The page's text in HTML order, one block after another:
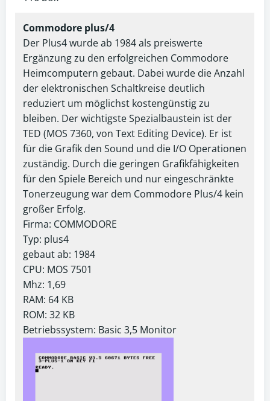
Commodore plus/4
Der Plus4 wurde ab 1984 als preiswerte
Ergänzung zu den erfolgreichen Commodore
Heimcomputern gebaut. Dabei wurde die Anzahl
der elektronischen Schaltkreise deutlich
reduziert um möglichst kostengünstig zu
bleiben. Der wichtigste Spezialbaustein ist der
TED (MOS 7360, von Text Editing Device). Er ist
für die Grafik den Sound und die I/O Operationen
zuständig. Durch die geringen Grafikfähigkeiten
für den Spiele Bereich und nur eingeschränkte
Tonerzeugung war dem Commodore Plus/4 kein
großer Erfolg.
Firma: COMMODORE
Typ: plus4
gebaut ab: 1984
CPU: MOS 7501
Mhz: 1,69
RAM: 64 KB
ROM: 32 KB
Betriebssystem: Basic 3,5 Monitor